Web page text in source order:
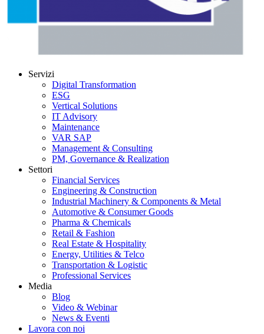
Servizi
Digital Transformation
ESG
Vertical Solutions
IT Advisory
Maintenance
VAR SAP
Management & Consulting
PM, Governance & Realization
Settori
Financial Services
Engineering & Construction
Industrial Machinery & Components & Metal
Automotive & Consumer Goods
Pharma & Chemicals
Retail & Fashion
Real Estate & Hospitality
Energy, Utilities & Telco
Transportation & Logistic
Professional Services
Media
Blog
Video & Webinar
News & Eventi
Lavora con noi